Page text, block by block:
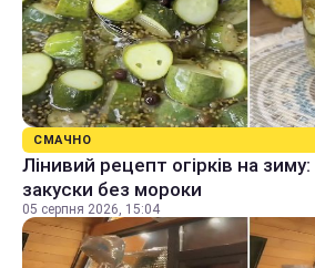
СМАЧНО
Лінивий рецепт огірків на
закуски без мороки
05 серпня 2026, 15:04